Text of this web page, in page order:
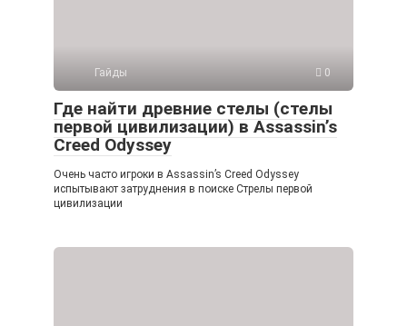
Гайды 0
Где найти древние стелы (стелы
первой цивилизации) в Assassin’s
Creed Odyssey
Очень часто игроки в Assassin’s Creed Odyssey
испытывают затруднения в поиске Стрелы первой
цивилизации